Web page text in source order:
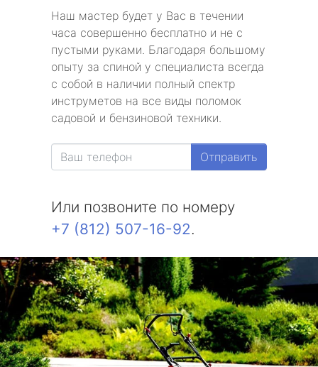
Наш мастер будет у Вас в течении
часа совершенно бесплатно и не с
пустыми руками. Благодаря большому
опыту за спиной у специалиста всегда
с собой в наличии полный спектр
инструметов на все виды поломок
садовой и бензиновой техники.
Отправить
Или позвоните по номеру
+7 (812) 507-16-92.